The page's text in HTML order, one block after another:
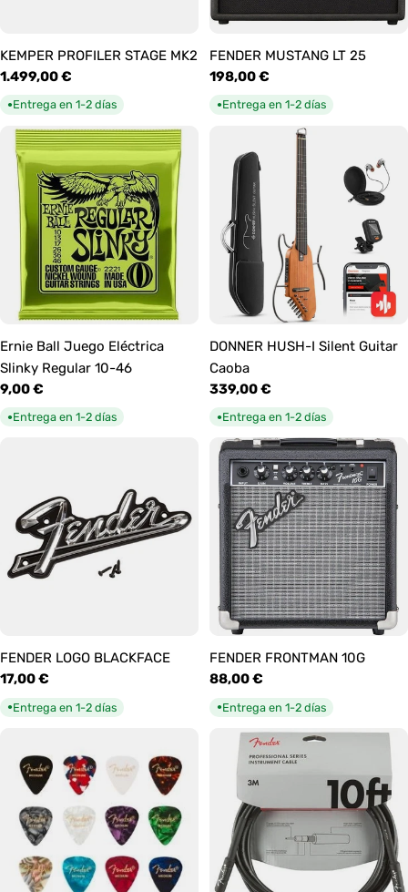
KEMPER PROFILER STAGE MK2
Precio
habitual
1.499,00 €
●Entrega en 1-2 días
FENDER MUSTANG LT 25
Precio
habitual
198,00 €
●Entrega en 1-2 días
Ernie Ball Juego Eléctrica
Slinky Regular 10-46
Precio
habitual
9,00 €
●Entrega en 1-2 días
DONNER HUSH-I Silent Guitar
Caoba
Precio
habitual
339,00 €
●Entrega en 1-2 días
FENDER LOGO BLACKFACE
Precio
habitual
17,00 €
●Entrega en 1-2 días
FENDER FRONTMAN 10G
Precio
habitual
88,00 €
●Entrega en 1-2 días